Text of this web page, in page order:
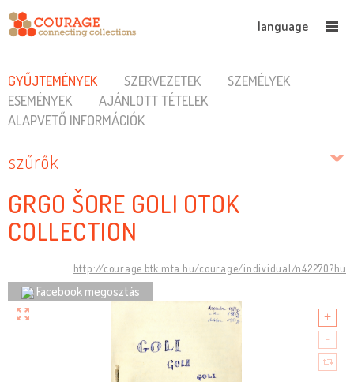
language
GYŰJTEMÉNYEK SZERVEZETEK
SZEMÉLYEK
ESEMÉNYEK
AJÁNLOTT TÉTELEK
ALAPVETŐ INFORMÁCIÓK
szűrők
GRGO ŠORE GOLI OTOK
COLLECTION
http://courage.btk.mta.hu/courage/individual/n42270?hu
Facebook megosztás